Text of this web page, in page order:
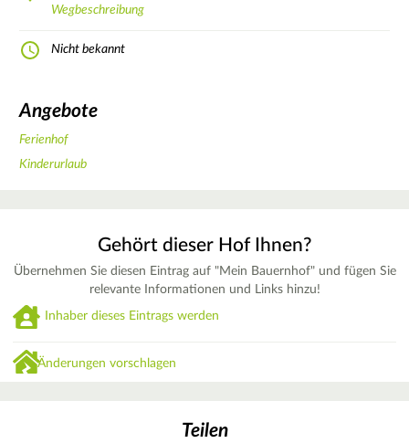
Wegbeschreibung
Nicht bekannt
Angebote
Ferienhof
Kinderurlaub
Gehört dieser Hof Ihnen?
Übernehmen Sie diesen Eintrag auf "Mein Bauernhof" und fügen Sie
relevante Informationen und Links hinzu!
Inhaber dieses Eintrags werden
Änderungen vorschlagen
Teilen